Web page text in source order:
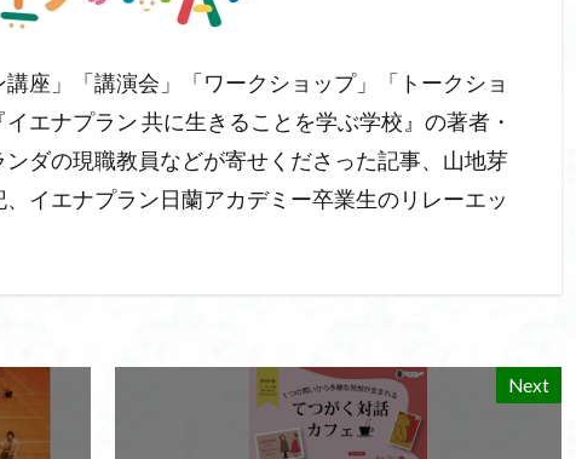
講座」「講演会」「ワークショップ」「トークショ
エナプラン 共に生きることを学ぶ学校』の著者・
ダの現職教員などが寄せくださった記事、山地芽
イエナプラン日蘭アカデミー卒業生のリレーエッ
Next